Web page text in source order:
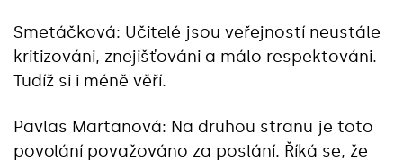
Smetáčková: Učitelé jsou veřejností neustále
kritizováni, znejišťováni a málo respektováni.
Tudíž si i méně věří.
Pavlas Martanová: Na druhou stranu je toto
povolání považováno za poslání. Říká se, že